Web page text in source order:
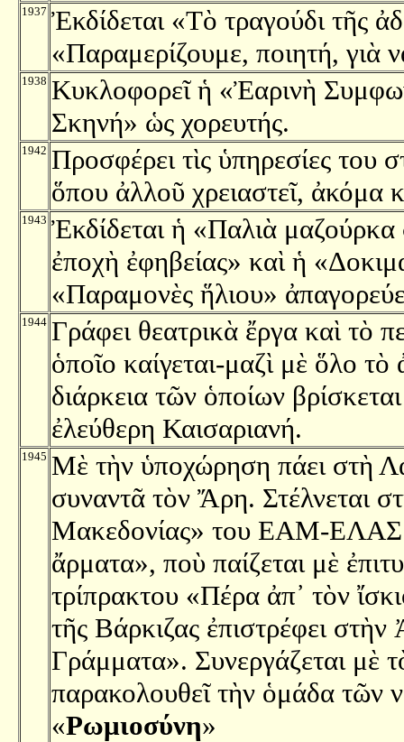
1937 Ἐκδίδεται «Τὸ τραγούδι τῆς
«Παραμερίζουμε, ποιητή, γιὰ
1938 Κυκλοφορεῖ ἡ «Ἐαρινὴ
Σκηνή» ὡς χορευτής.
1942 Προσφέρει τὶς ὑπηρεσίες
ὅπου ἀλλοῦ χρειαστεῖ, ἀκόμα
1943 Ἐκδίδεται ἡ «Παλιὰ
ἐποχὴ ἐφηβείας» καὶ ἡ
«Παραμονὲς ἥλιου»
1944 Γράφει θεατρικὰ ἔργα καὶ τὸ
ὁποῖο καίγεται-μαζὶ μὲ ὅλο
διάρκεια τῶν ὁποίων
ἐλεύθερη Καισαριανή.
1945 Μὲ τὴν ὑποχώρηση πάει στὴ
συναντᾶ τὸν Ἄρη. Στέλνεται
Μακεδονίας» του ΕΑΜ-ΕΛΑΣ.
ἄρματα», ποὺ παίζεται μὲ
τρίπρακτου «Πέρα ἀπ᾿ τὸν
τῆς Βάρκιζας ἐπιστρέφει
Γράμματα». Συνεργάζεται μὲ
παρακολουθεῖ τὴν ὁμάδα τῶν
«Ρωμιοσύνη»